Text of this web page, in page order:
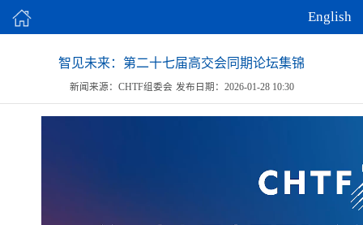
English
智见未来：第二十七届高交会同期论坛集锦
新闻来源：CHTF组委会 发布日期：2026-01-28 10:30